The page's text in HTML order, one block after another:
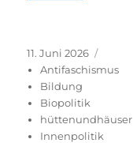
Veröffentlicht
am
11. Juni 2026
Antifaschismus
Bildung
Biopolitik
hüttenundhäuser
Innenpolitik